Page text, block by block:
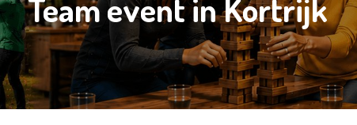
Team event in Kortrijk